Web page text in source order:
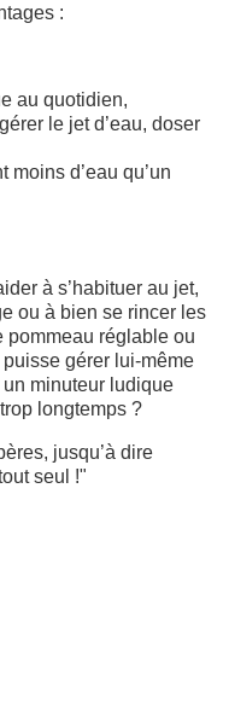
:
au quotidien,
le jet d’eau, doser
d’eau qu’un
à s’habituer au jet,
ou à bien se rincer les
pommeau réglable ou
gérer lui-même
minuteur ludique
longtemps ?
jusqu’à dire
seul !"